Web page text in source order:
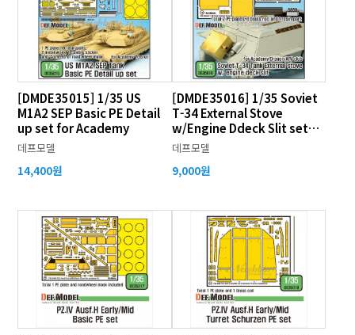
[DMDE35015] 1/35 US
M1A2 SEP Basic PE Detail
up set for Academy
데프모델
14,400원
[DMDE35016] 1/35 Soviet
T-34 External Stove
w/Engine Ddeck Slit set
for Academy, Dragon, AFV
Club
데프모델
9,000원